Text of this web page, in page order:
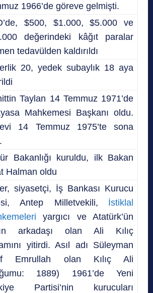
1966’de göreve gelmişti.
$500, $1.000, $5.000 ve
değerindeki kâğıt paralar
tedavülden kaldırıldı
20, yedek subaylık 18 aya
Taylan 14 Temmuz 1971’de
Mahkemesi Başkanı oldu.
14 Temmuz 1975’te sona
Bakanlığı kuruldu, ilk Bakan
Halman oldu
siyasetçi, İş Bankası Kurucu
Antep Milletvekili,
İstiklal
yargıcı ve Atatürk’ün
arkadaşı olan Ali Kılıç
yitirdi. Asıl adı Süleyman
Emrullah olan Kılıç Ali
1889) 1961’de Yeni
Partisi’nin kurucuları